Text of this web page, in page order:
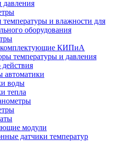
давления
температуры и влажности для
оборудования
КИПиА
температуры и давления
автоматики
воды
тепла
модули
датчики температур